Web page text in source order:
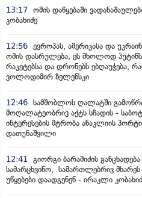
13:17 ომის დაწყებაში
კობახიძე
12:56 ევროპას, ამერიკასა და
ომის დასრულება, ეს მხოლოდ
რაკეტებსა და დრონებს ებღაუჭება,
ვოლოდიმირ ზელენსკი
12:46 სამშობლოს ღალატში
მოღალატეობრივ აქტს სჩადის -
ინტერესების მტრობა ანაკლიის
დათუნაშვილი
12:41
გიორგი ბარამიძის
სამარცხვინო, სამართლებრივ მხარეს
უწყებები დაადგენენ - ირაკლი